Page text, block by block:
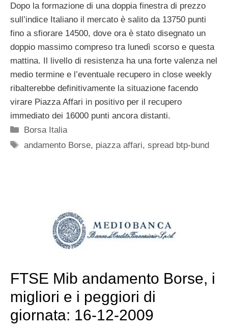
Dopo la formazione di una doppia finestra di prezzo
sull’indice Italiano il mercato è salito da 13750 punti
fino a sfiorare 14500, dove ora è stato disegnato un
doppio massimo compreso tra lunedì scorso e questa
mattina. Il livello di resistenza ha una forte valenza nel
medio termine e l’eventuale recupero in close weekly
ribalterebbe definitivamente la situazione facendo
virare Piazza Affari in positivo per il recupero
immediato dei 16000 punti ancora distanti.
Categorie
Borsa Italia
Tag
andamento Borse, piazza affari,spread btp-bund
FTSE Mib andamento Borse, i
migliori e i peggiori di
giornata: 16-12-2009